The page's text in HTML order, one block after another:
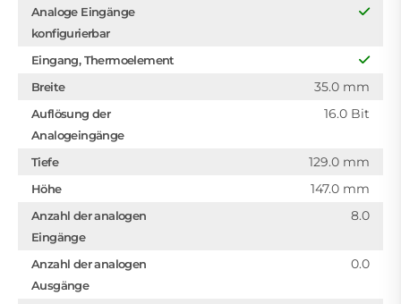
Analoge Eingänge
konfigurierbar
Eingang, Thermoelement
Breite
35.0 mm
Auflösung der
Analogeingänge
16.0 Bit
Tiefe 129.0 mm
Höhe 147.0 mm
Anzahl der analogen
Eingänge
8.0
Anzahl der analogen
Ausgänge
0.0